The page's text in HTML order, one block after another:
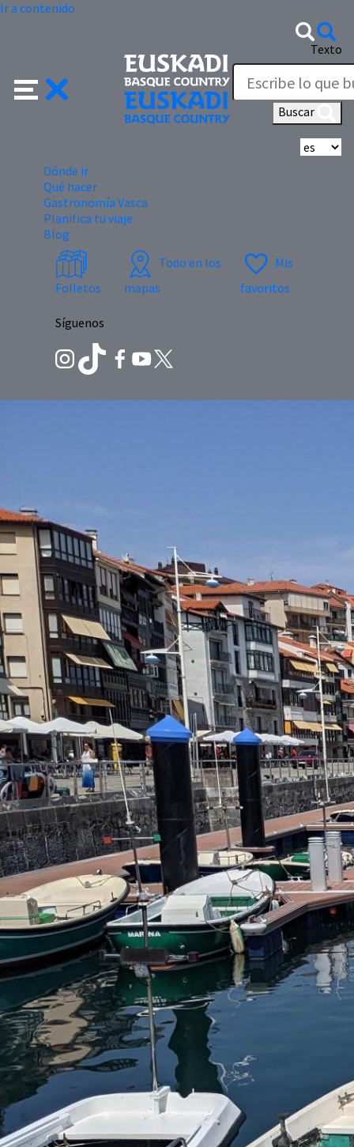
Ir a contenido
Texto
Buscar
Dónde ir
Qué hacer
Gastronomía Vasca
Planifica tu viaje
Blog
Folletos
Todo en los
mapas
Mis
favoritos
Síguenos